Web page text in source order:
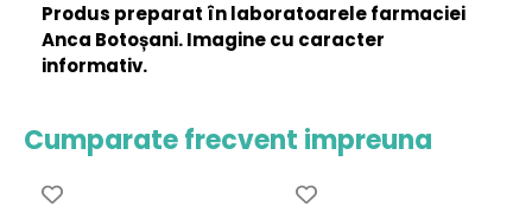
Produs preparat în laboratoarele farmaciei
Anca Botoșani. Imagine cu caracter
informativ.
Cumparate frecvent impreuna